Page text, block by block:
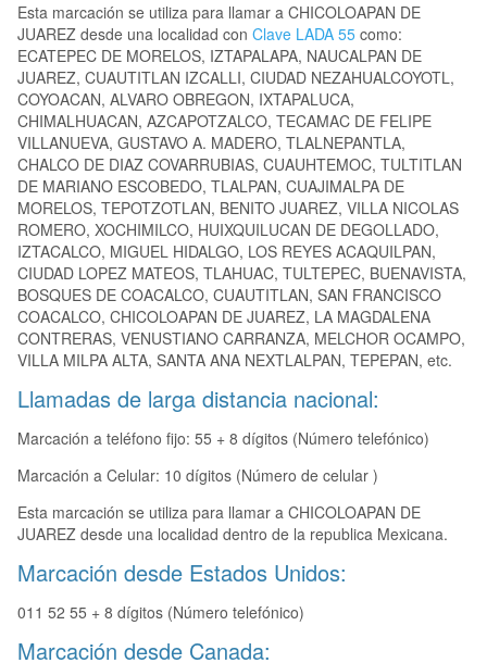
Esta marcación se utiliza para llamar a CHICOLOAPAN DE
JUAREZ desde una localidad con Clave LADA 55 como:
ECATEPEC DE MORELOS, IZTAPALAPA, NAUCALPAN DE
JUAREZ, CUAUTITLAN IZCALLI, CIUDAD NEZAHUALCOYOTL,
COYOACAN, ALVARO OBREGON, IXTAPALUCA,
CHIMALHUACAN, AZCAPOTZALCO, TECAMAC DE FELIPE
VILLANUEVA, GUSTAVO A. MADERO, TLALNEPANTLA,
CHALCO DE DIAZ COVARRUBIAS, CUAUHTEMOC, TULTITLAN
DE MARIANO ESCOBEDO, TLALPAN, CUAJIMALPA DE
MORELOS, TEPOTZOTLAN, BENITO JUAREZ, VILLA NICOLAS
ROMERO, XOCHIMILCO, HUIXQUILUCAN DE DEGOLLADO,
IZTACALCO, MIGUEL HIDALGO, LOS REYES ACAQUILPAN,
CIUDAD LOPEZ MATEOS, TLAHUAC, TULTEPEC, BUENAVISTA,
BOSQUES DE COACALCO, CUAUTITLAN, SAN FRANCISCO
COACALCO, CHICOLOAPAN DE JUAREZ, LA MAGDALENA
CONTRERAS, VENUSTIANO CARRANZA, MELCHOR OCAMPO,
VILLA MILPA ALTA, SANTA ANA NEXTLALPAN, TEPEPAN, etc.
Llamadas de larga distancia nacional:
Marcación a teléfono fijo: 55 + 8 dígitos (Número telefónico)
Marcación a Celular: 10 dígitos (Número de celular )
Esta marcación se utiliza para llamar a CHICOLOAPAN DE
JUAREZ desde una localidad dentro de la republica Mexicana.
Marcación desde Estados Unidos:
011 52 55 + 8 dígitos (Número telefónico)
Marcación desde Canada: